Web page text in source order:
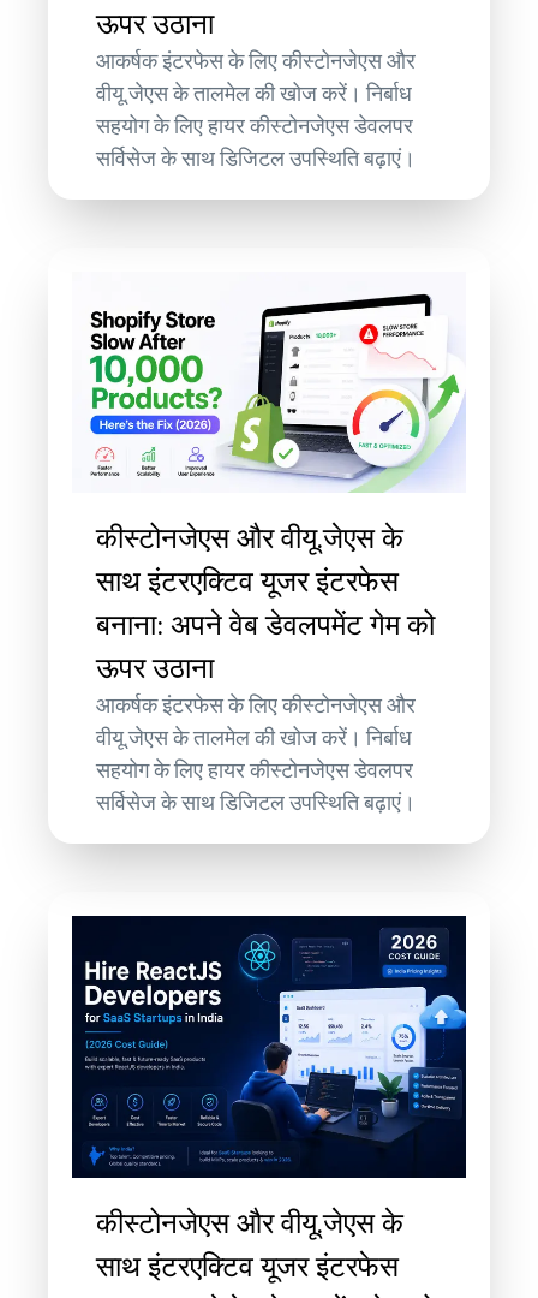
ऊपर उठाना
आकर्षक इंटरफेस के लिए कीस्टोनजेएस और
वीयू.जेएस के तालमेल की खोज करें। निर्बाध
सहयोग के लिए हायर कीस्टोनजेएस डेवलपर
सर्विसेज के साथ डिजिटल उपस्थिति बढ़ाएं।
कीस्टोनजेएस और वीयू.जेएस के
साथ इंटरएक्टिव यूजर इंटरफेस
बनाना: अपने वेब डेवलपमेंट गेम को
ऊपर उठाना
आकर्षक इंटरफेस के लिए कीस्टोनजेएस और
वीयू.जेएस के तालमेल की खोज करें। निर्बाध
सहयोग के लिए हायर कीस्टोनजेएस डेवलपर
सर्विसेज के साथ डिजिटल उपस्थिति बढ़ाएं।
कीस्टोनजेएस और वीयू.जेएस के
साथ इंटरएक्टिव यूजर इंटरफेस